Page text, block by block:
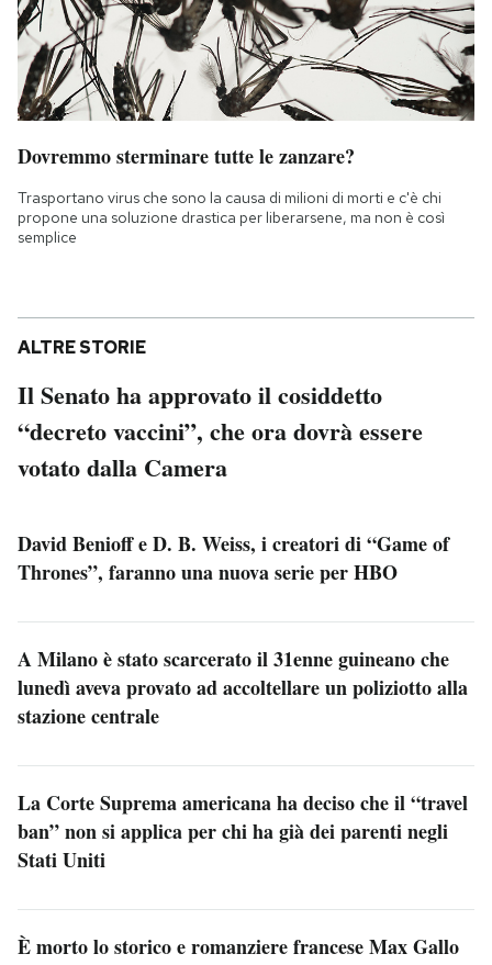
Dovremmo sterminare tutte le zanzare?
Trasportano virus che sono la causa di milioni di morti e c'è chi
propone una soluzione drastica per liberarsene, ma non è così
semplice
ALTRE STORIE
Il Senato ha approvato il cosiddetto
“decreto vaccini”, che ora dovrà essere
votato dalla Camera
David Benioff e D. B. Weiss, i creatori di “Game of
Thrones”, faranno una nuova serie per HBO
A Milano è stato scarcerato il 31enne guineano che
lunedì aveva provato ad accoltellare un poliziotto alla
stazione centrale
La Corte Suprema americana ha deciso che il “travel
ban” non si applica per chi ha già dei parenti negli
Stati Uniti
È morto lo storico e romanziere francese Max Gallo